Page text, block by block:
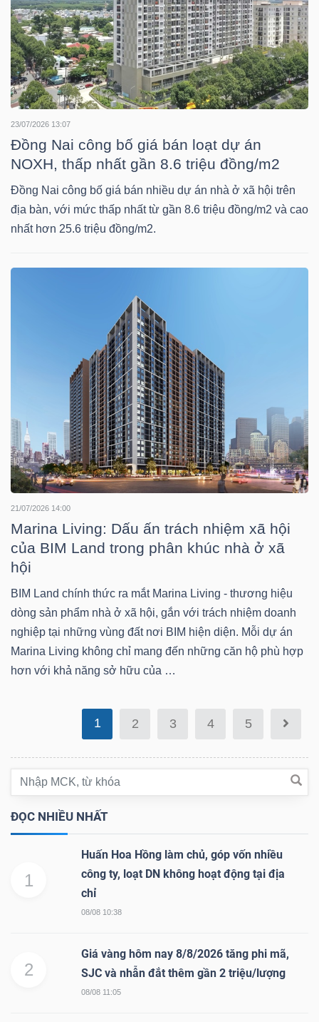
23/07/2026 13:07
Đồng Nai công bố giá bán loạt dự án
NOXH, thấp nhất gần 8.6 triệu đồng/m2
Đồng Nai công bố giá bán nhiều dự án nhà ở xã hội trên
địa bàn, với mức thấp nhất từ gần 8.6 triệu đồng/m2 và cao
nhất hơn 25.6 triệu đồng/m2.
21/07/2026 14:00
Marina Living: Dấu ấn trách nhiệm xã hội
của BIM Land trong phân khúc nhà ở xã
hội
BIM Land chính thức ra mắt Marina Living - thương hiệu
dòng sản phẩm nhà ở xã hội, gắn với trách nhiệm doanh
nghiệp tại những vùng đất nơi BIM hiện diện. Mỗi dự án
Marina Living không chỉ mang đến những căn hộ phù hợp
hơn với khả năng sở hữu của …
1 2 3 4 5
ĐỌC NHIỀU NHẤT
1
Huấn Hoa Hồng làm chủ, góp vốn nhiều
công ty, loạt DN không hoạt động tại địa
chỉ
08/08 10:38
2
Giá vàng hôm nay 8/8/2026 tăng phi mã,
SJC và nhẫn đắt thêm gần 2 triệu/lượng
08/08 11:05
BẤT
ĐỘNG
SẢN
Mã
chứng
khoán
(-)
Người nội bộ Người liên quan
(-)
Bài
tác
giả
(-)
Báo
cáo
phân
ngữ
(-)
Dịch
(-)